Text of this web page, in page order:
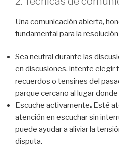
Una comunicación abierta,
fundamental para la
Sea neutral durante las
en discusiones, intente elegir
recuerdos o tensines del
parque cercano al lugar
Escuche activamente. Esté
atención en escuchar sin
puede ayudar a aliviar la
disputa.